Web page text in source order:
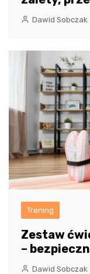
Dawid Sobczak
Trening
Zestaw
–
Dawid Sobczak